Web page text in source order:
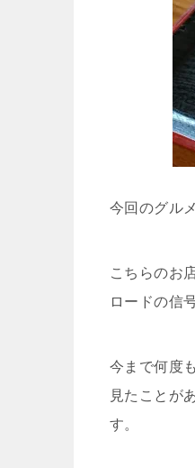
今回のグル
こちらのお
ロードの信
今まで何度
見たことが
す。